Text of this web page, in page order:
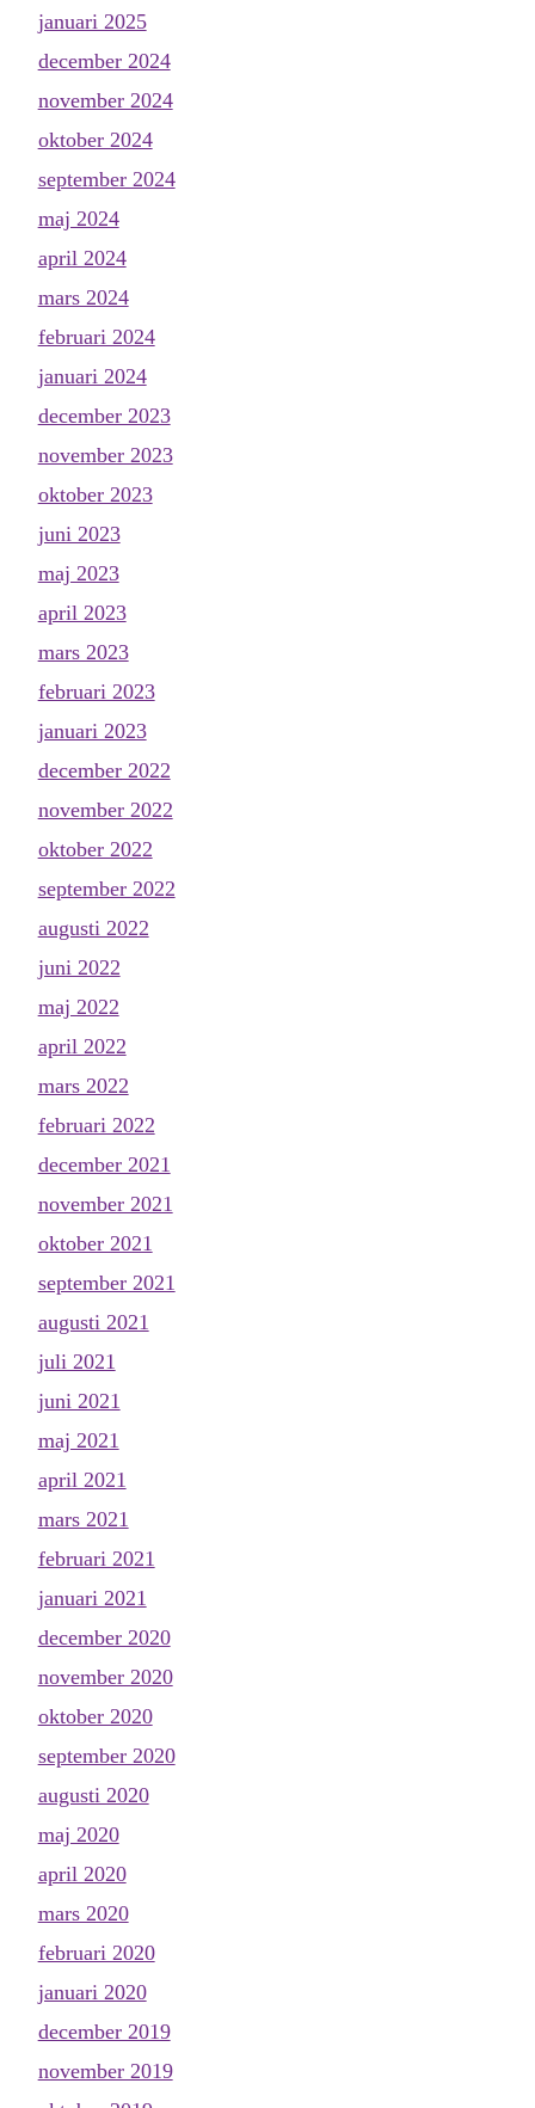
januari 2025
december 2024
november 2024
oktober 2024
september 2024
maj 2024
april 2024
mars 2024
februari 2024
januari 2024
december 2023
november 2023
oktober 2023
juni 2023
maj 2023
april 2023
mars 2023
februari 2023
januari 2023
december 2022
november 2022
oktober 2022
september 2022
augusti 2022
juni 2022
maj 2022
april 2022
mars 2022
februari 2022
december 2021
november 2021
oktober 2021
september 2021
augusti 2021
juli 2021
juni 2021
maj 2021
april 2021
mars 2021
februari 2021
januari 2021
december 2020
november 2020
oktober 2020
september 2020
augusti 2020
maj 2020
april 2020
mars 2020
februari 2020
januari 2020
december 2019
november 2019